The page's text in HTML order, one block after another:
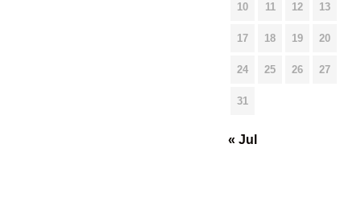
10 11 12 13
17 18 19 20
24 25 26 27
31
« Jul